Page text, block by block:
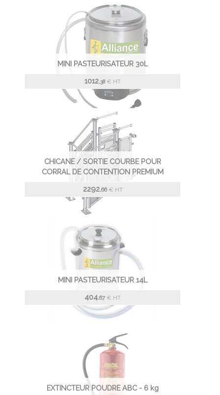
MINI PASTEURISATEUR 30L
1012.38 € HT
CHICANE / SORTIE COURBE POUR
CORRAL DE CONTENTION PREMIUM
2292.66 € HT
MINI PASTEURISATEUR 14L
404.67 € HT
EXTINCTEUR POUDRE ABC - 6 kg